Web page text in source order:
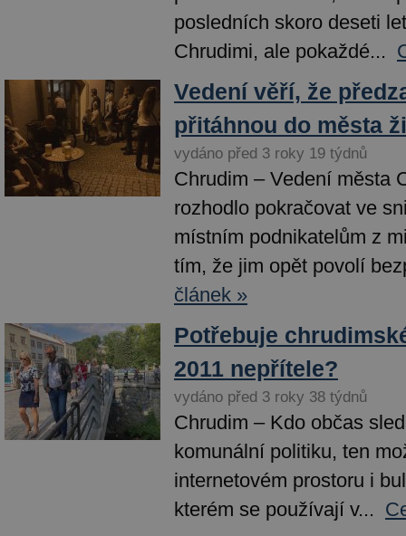
posledních skoro deseti
Chrudimi, ale pokaždé...
Vedení věří, že
přitáhnou do města
vydáno před 3 roky 19 týdnů
Chrudim – Vedení města
rozhodlo pokračovat ve
místním podnikatelům z
tím, že jim opět povolí
článek »
Potřebuje
2011 nepřítele?
vydáno před 3 roky 38 týdnů
Chrudim – Kdo občas
komunální politiku, ten
internetovém prostoru i
kterém se používají v...